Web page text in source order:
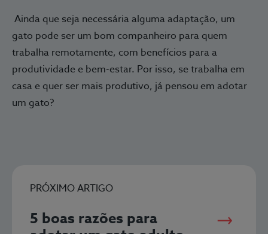
Ainda que seja necessária alguma adaptação, um
gato pode ser um bom companheiro para quem
trabalha remotamente, com benefícios para a
produtividade e bem-estar. Por isso, se trabalha em
casa e quer ser mais produtivo, já pensou em adotar
um gato?
PRÓXIMO ARTIGO
5 boas razões para